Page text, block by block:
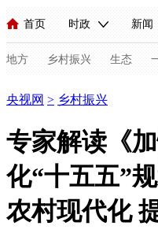
首页 时政 新闻
人民领袖习近平 联播+
直播 栏目大全
海外频道 iPanda English
地方 乡村振兴 生态
新闻 国内 国际
人民领袖习近平 联播+
央视网 > 乡村振兴
专家解读《
化“十五五”
农村现代化